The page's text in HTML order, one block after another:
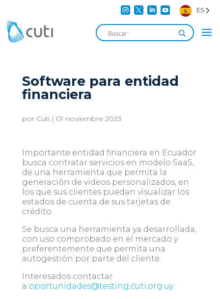
    ES
Software para entidad
financiera
por Cuti| 01 noviembre 2023
Importante entidad financiera en Ecuador
busca contratar servicios en modelo SaaS,
de una herramienta que permita la
generación de videos personalizados, en
los que sus clientes puedan visualizar los
estados de cuenta de sus tarjetas de
crédito.
Se busca una herramienta ya desarrollada,
con uso comprobado en el mercado y
preferentemente que permita una
autogestión por parte del cliente.
Interesados contactar
a oportunidades@testing.cuti.org.uy